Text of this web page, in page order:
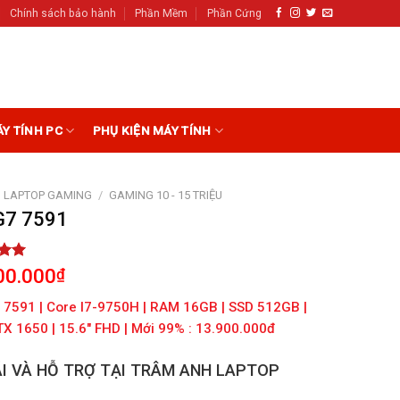
Chính sách bảo hành Phần Mềm Phần Cứng
TÍNH PC PHỤ KIỆN MÁY TÍNH
LAPTOP GAMING / GAMING 10 - 15 TRIỆU
7591
₫
7591 | Core I7-9750H | RAM 16GB | SSD 512GB |
1650 | 15.6″ FHD | Mới 99% : 13.900.000đ
VÀ HỖ TRỢ TẠI TRÂM ANH LAPTOP